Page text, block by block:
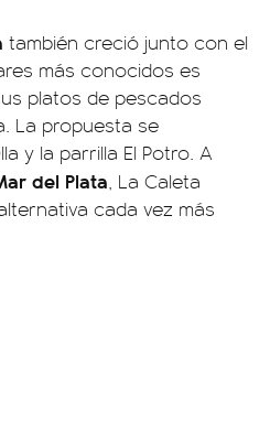
también creció junto con el
más conocidos es
platos de pescados
La propuesta se
y la parrilla El Potro. A
del Plata , La Caleta
cada vez más